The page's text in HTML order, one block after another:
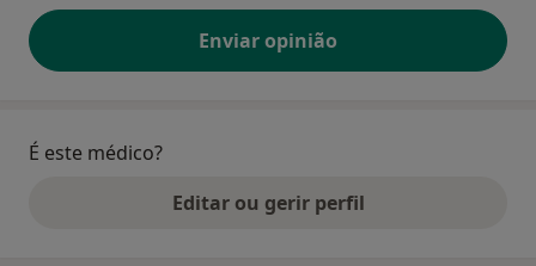
Enviar opinião
É este médico?
Editar ou gerir perfil